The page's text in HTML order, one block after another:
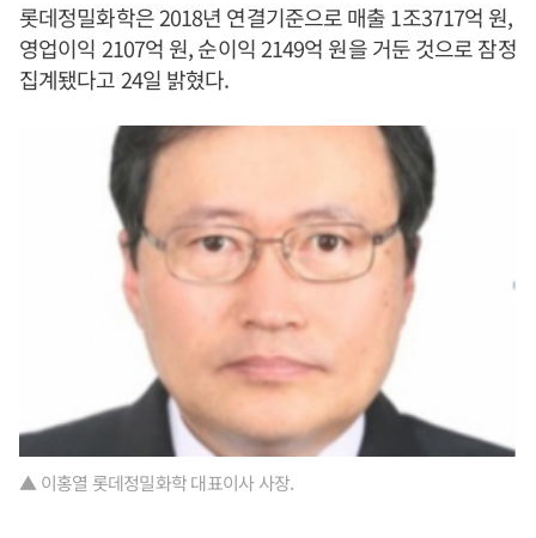
롯데정밀화학은 2018년 연결기준으로 매출 1조3717억 원,
영업이익 2107억 원, 순이익 2149억 원을 거둔 것으로 잠정
집계됐다고 24일 밝혔다.
▲ 이홍열 롯데정밀화학 대표이사 사장.